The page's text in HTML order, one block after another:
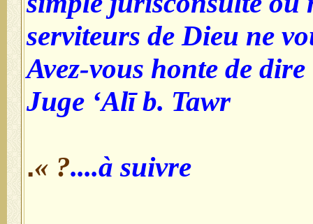
serviteurs de Dieu ne
Avez-vous honte de
Juge ‘Alī b. Tawr
à suivre....
? »
.